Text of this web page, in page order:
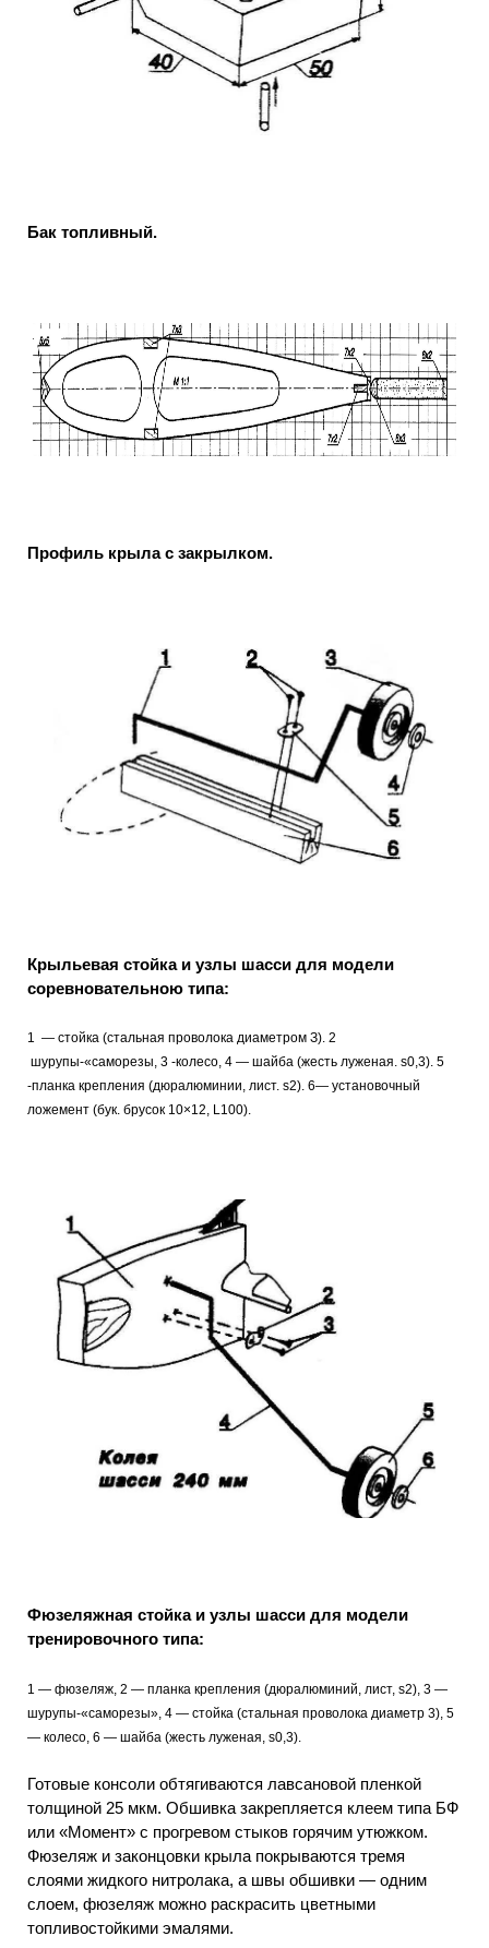
Бак топливный.
Профиль крыла с закрылком.
Крыльевая стойка и узлы шасси для модели
соревновательною типа:
1 — стойка (стальная проволока диаметром З). 2
шурупы-«саморезы, 3 -колесо, 4 — шайба (жесть луженая. s0,3). 5
-планка крепления (дюралюминии, лист. s2). 6— установочный
ложемент (бук. брусок 10×12, L100).
Фюзеляжная стойка и узлы шасси для модели
тренировочного типа:
1 — фюзеляж, 2 — планка крепления (дюралюминий, лист, s2), 3 —
шурупы-«саморезы», 4 — стойка (стальная проволока диаметр 3), 5
— колесо, 6 — шайба (жесть луженая, s0,3).
Готовые консоли обтягиваются лавсановой пленкой
толщиной 25 мкм. Обшивка закрепляется клеем типа БФ
или «Момент» с прогревом стыков горячим утюжком.
Фюзеляж и законцовки крыла покрываются тремя
слоями жидкого нитролака, а швы обшивки — одним
слоем, фюзеляж можно раскрасить цветными
топливостойкими эмалями.